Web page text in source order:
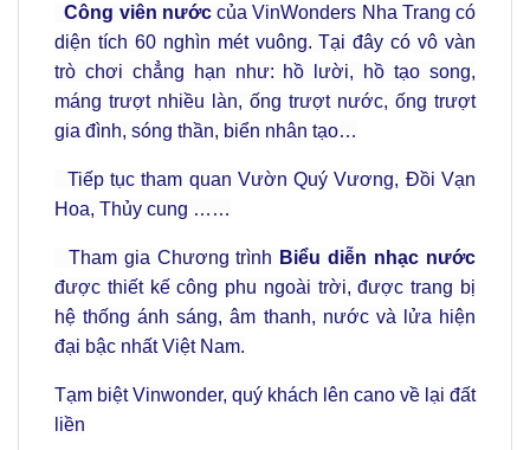
Công viên nướccủa VinWonders Nha Trang có
diện tích 60 nghìn mét vuông. Tại đây có vô vàn
trò chơi chẳng hạn như: hồ lười, hồ tạo song,
máng trượt nhiều làn, ống trượt nước, ống trượt
gia đình, sóng thần, biển nhân tạo…
Tiếp tục tham quan Vườn Quý Vương, Đồi Vạn
Hoa, Thủy cung ……
Tham gia Chương trình Biểu diễn nhạc nước
được thiết kế công phu ngoài trời, được trang bị
hệ thống ánh sáng, âm thanh, nước và lửa hiện
đại bậc nhất Việt Nam.
Tạm biệt Vinwonder, quý khách lên cano về lại đất
liền